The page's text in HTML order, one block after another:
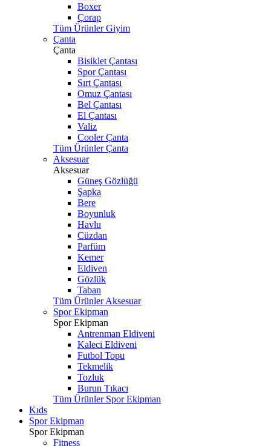
Boxer
Çorap
Tüm Ürünler Giyim
Çanta
Çanta
Bisiklet Çantası
Spor Çantası
Sırt Çantası
Omuz Çantası
Bel Çantası
El Çantası
Valiz
Cooler Çanta
Tüm Ürünler Çanta
Aksesuar
Aksesuar
Güneş Gözlüğü
Şapka
Bere
Boyunluk
Havlu
Cüzdan
Parfüm
Kemer
Eldiven
Gözlük
Taban
Tüm Ürünler Aksesuar
Spor Ekipman
Spor Ekipman
Antrenman Eldiveni
Kaleci Eldiveni
Futbol Topu
Tekmelik
Tozluk
Burun Tıkacı
Tüm Ürünler Spor Ekipman
Kıds
Spor Ekipman
Spor Ekipman
Fitness